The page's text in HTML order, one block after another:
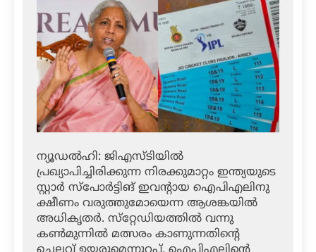
ന്യൂഡല്‍ഹി: ജിഎസ്ടിയില്‍
പ്രഖ്യാപിച്ചിരിക്കുന്ന നിരക്കുമാറ്റം ഇന്ത്യയുടെ
സ്റ്റാര്‍ സ്‌പോര്‍ട്ടിങ് ഇവന്റായ ഐപിഎലിനു
ക്ഷീണം വരുത്തുമോയെന്ന ആശങ്കയില്‍
അധികൃതര്‍. സ്‌റ്റേഡിയത്തില്‍ വന്നു
കണ്‍മുന്നില്‍ മത്സരം കാണുന്നതിന്റെ